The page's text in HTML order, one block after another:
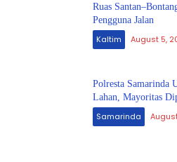
Ruas
Pengguna Jalan
Kaltim August 5,
Polresta Samarinda
Lahan, Mayoritas
Samarinda